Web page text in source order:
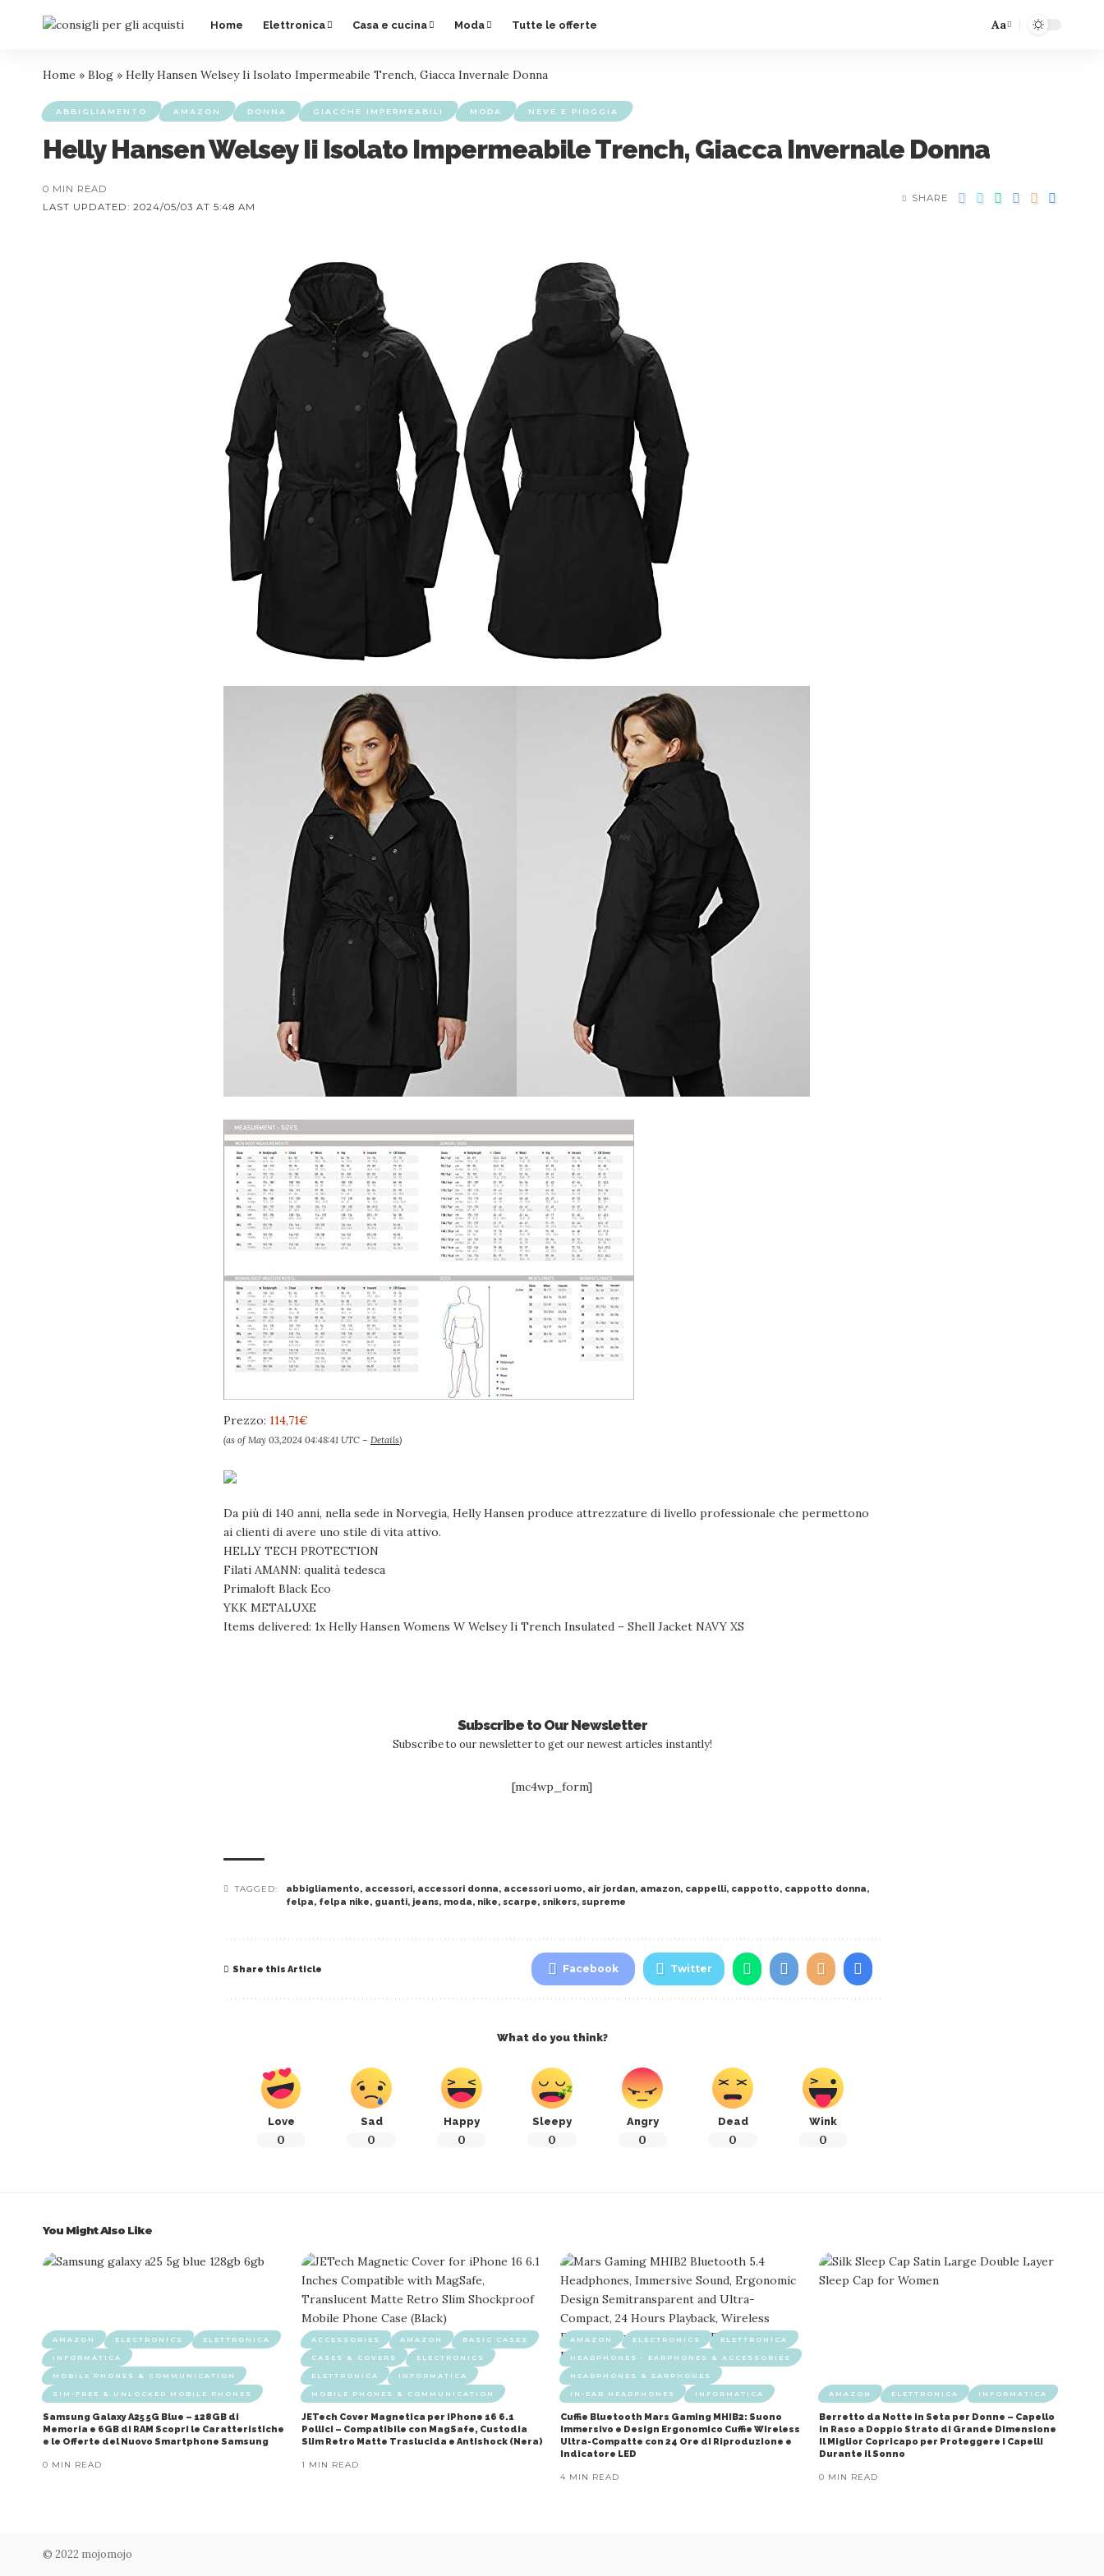
Home Elettronica Casa e cucina Moda Tutte le offerte Aa
Home » Blog » Helly Hansen Welsey Ii Isolato Impermeabile Trench, Giacca Invernale Donna
ABBIGLIAMENTO AMAZON DONNA GIACCHE IMPERMEABILI MODA NEVE E PIOGGIA
Helly Hansen Welsey Ii Isolato Impermeabile Trench, Giacca Invernale Donna
LAST UPDATED: 2024/05/03 AT 5:48 AM
0 MIN READ
SHARE
Prezzo: 114,71€
(as of May 03,2024 04:48:41 UTC – Details)
Da più di 140 anni, nella sede in Norvegia, Helly Hansen produce attrezzature di livello professionale che permettono
ai clienti di avere uno stile di vita attivo.
HELLY TECH PROTECTION
Filati AMANN: qualità tedesca
Primaloft Black Eco
YKK METALUXE
Items delivered: 1x Helly Hansen Womens W Welsey Ii Trench Insulated – Shell Jacket NAVY XS
Subscribe to Our Newsletter
Subscribe to our newsletter to get our newest articles instantly!
[mc4wp_form]
TAGGED: abbigliamento, accessori, accessori donna, accessori uomo, air jordan, amazon, cappelli, cappotto, cappotto donna,
felpa, felpa nike, guanti, jeans, moda, nike, scarpe, snikers, supreme
Share this Article Facebook Twitter
What do you think?
Love
0
Sad
0
Happy
0
Sleepy
0
Angry
0
Dead
0
Wink
0
You Might Also Like
AMAZON ELECTRONICS ELETTRONICA
INFORMATICA
MOBILE PHONES & COMMUNICATION
SIM-FREE & UNLOCKED MOBILE PHONES
Samsung Galaxy A25 5G Blue – 128GB di
Memoria e 6GB di RAM Scopri le Caratteristiche
e le Offerte del Nuovo Smartphone Samsung
0 MIN READ
ACCESSORIES AMAZON BASIC CASES
CASES & COVERS ELECTRONICS
ELETTRONICA INFORMATICA
MOBILE PHONES & COMMUNICATION
JETech Cover Magnetica per iPhone 16 6.1
Pollici – Compatibile con MagSafe, Custodia
Slim Retro Matte Traslucida e Antishock (Nera)
1 MIN READ
AMAZON ELECTRONICS ELETTRONICA
HEADPHONES - EARPHONES & ACCESSORIES
HEADPHONES & EARPHONES
IN-EAR HEADPHONES INFORMATICA
Cuffie Bluetooth Mars Gaming MHIB2: Suono
Immersivo e Design Ergonomico Cuffie Wireless
Ultra-Compatte con 24 Ore di Riproduzione e
Indicatore LED
4 MIN READ
AMAZON ELETTRONICA INFORMATICA
Berretto da Notte in Seta per Donne – Capello
in Raso a Doppio Strato di Grande Dimensione
Il Miglior Copricapo per Proteggere i Capelli
Durante il Sonno
0 MIN READ
© 2022 mojomojo